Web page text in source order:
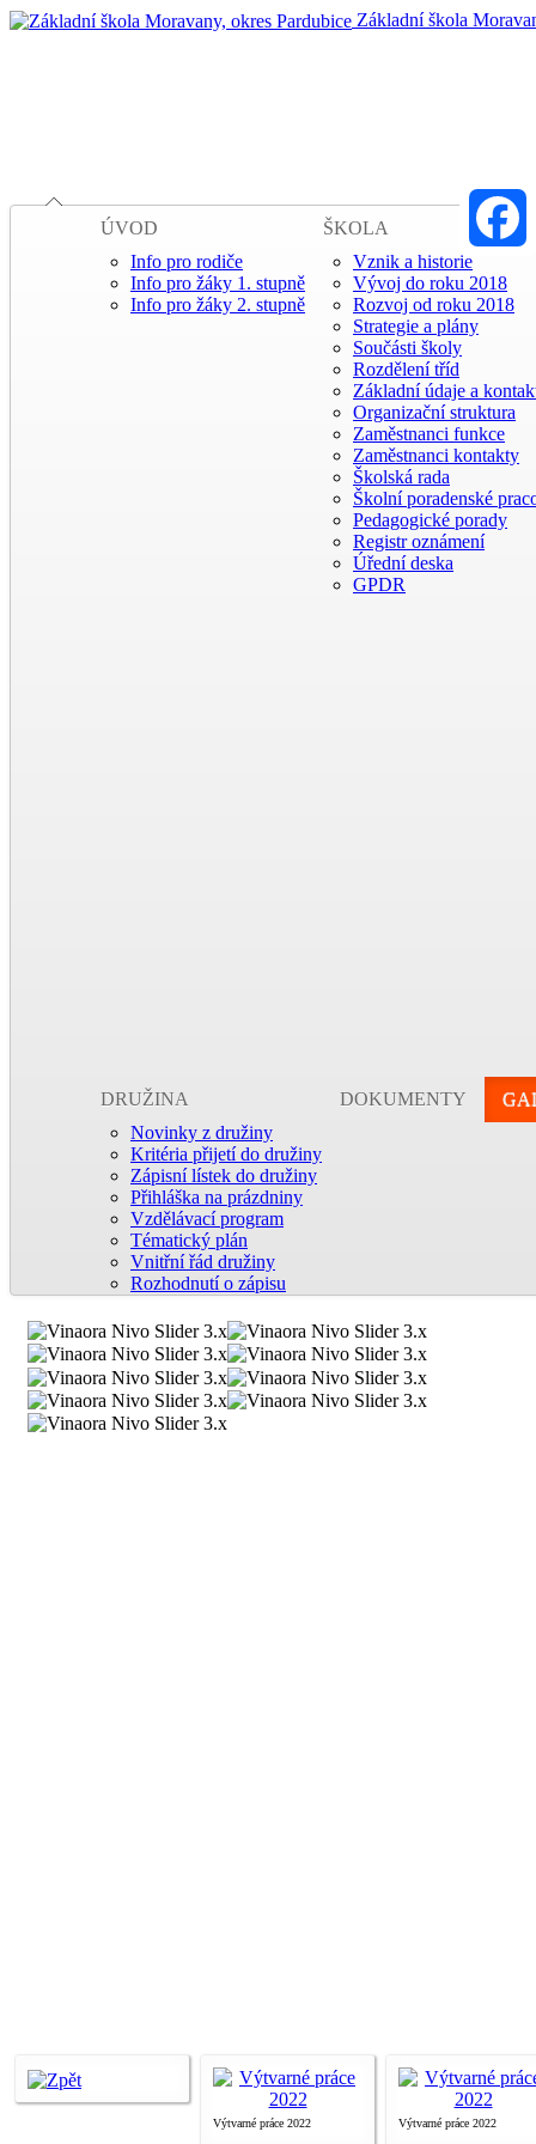
Základní škola
ÚVOD
Info pro rodiče
Info pro žáky 1. stupně
Info pro žáky 2. stupně
ŠKOLA
Vznik a historie
Vývoj do roku 2018
Rozvoj od roku 2018
Strategie a plány
Součásti školy
Rozdělení tříd
Základní údaje a
Organizační struktura
Zaměstnanci funkce
Zaměstnanci kontakty
Školská rada
Školní poradenské
Pedagogické porady
Registr oznámení
Úřední deska
GPDR
DRUŽINA
Novinky z družiny
Kritéria přijetí do družiny
Zápisní lístek do družiny
Přihláška na prázdniny
Vzdělávací program
Tématický plán
Vnitřní řád družiny
Rozhodnutí o zápisu
DOKUMENTY
Výtvarné práce 2022 Výtvarné práce 2022